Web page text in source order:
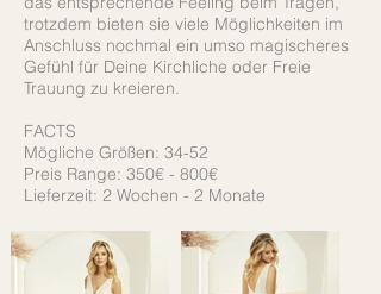
trotzdem bieten sie viele Möglichkeiten im
Anschluss nochmal ein umso magischeres
Gefühl für Deine Kirchliche oder Freie
Trauung zu kreieren.
FACTS
Mögliche Größen: 34-52
Preis Range: 350€ - 800€
Lieferzeit: 2 Wochen - 2 Monate